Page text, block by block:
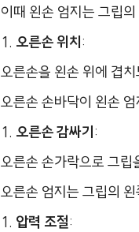
이때 왼손 엄지는 그립
오른손 위치 :
오른손을 왼손 위에 겹
오른손 손바닥이 왼손
오른손 감싸기 :
오른손 손가락으로 그립
오른손 엄지는 그립의
압력 조절: